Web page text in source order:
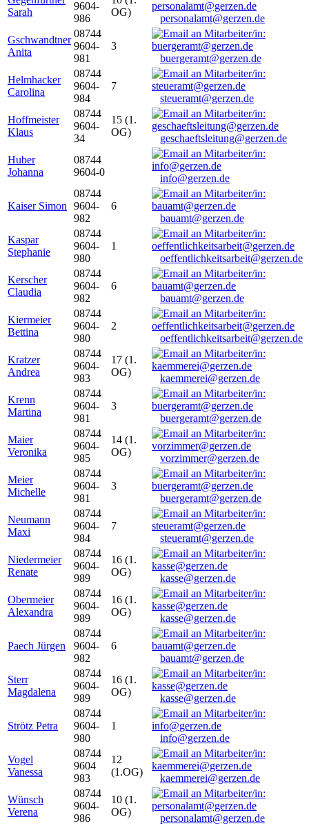
Sarah
9604-
986
OG)
personalamt@gerzen.de
Gschwandtner
Anita
08744
9604-
981
3
buergeramt@gerzen.de
Helmhacker
Carolina
08744
9604-
984
7
steueramt@gerzen.de
Hoffmeister
Klaus
08744
9604-
34
15 (1.
OG)
geschaeftsleitung@gerzen.de
Huber
Johanna
08744
9604-0
info@gerzen.de
Kaiser Simon
08744
9604-
982
6
bauamt@gerzen.de
Kaspar
Stephanie
08744
9604-
980
1
oeffentlichkeitsarbeit@gerzen.de
Kerscher
Claudia
08744
9604-
982
6
bauamt@gerzen.de
Kiermeier
Bettina
08744
9604-
980
2
oeffentlichkeitsarbeit@gerzen.de
Kratzer
Andrea
08744
9604-
983
17 (1.
OG)
kaemmerei@gerzen.de
Krenn
Martina
08744
9604-
981
3
buergeramt@gerzen.de
Maier
Veronika
08744
9604-
985
14 (1.
OG)
vorzimmer@gerzen.de
Meier
Michelle
08744
9604-
981
3
buergeramt@gerzen.de
Neumann
Maxi
08744
9604-
984
7
steueramt@gerzen.de
Niedermeier
Renate
08744
9604-
989
16 (1.
OG)
kasse@gerzen.de
Obermeier
Alexandra
08744
9604-
989
16 (1.
OG)
kasse@gerzen.de
Paech Jürgen
08744
9604-
982
6
bauamt@gerzen.de
Sterr
Magdalena
08744
9604-
989
16 (1.
OG)
kasse@gerzen.de
Strötz Petra
08744
9604-
980
1
info@gerzen.de
Vogel
Vanessa
08744
9604
983
12
(1.OG)
kaemmerei@gerzen.de
Wünsch
Verena
08744
9604-
986
10 (1.
OG)
personalamt@gerzen.de